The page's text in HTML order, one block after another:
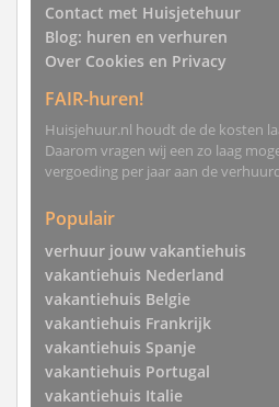
Contact met Huisjetehuur
Blog: huren en verhuren
Over Cookies en Privacy
FAIR-huren!
Huisjehuur.nl houdt de de kosten
Daarom vragen wij een zo laag
vergoeding per jaar aan de
Populair
verhuur jouw vakantiehuis
vakantiehuis Nederland
vakantiehuis Belgie
vakantiehuis Frankrijk
vakantiehuis Spanje
vakantiehuis Portugal
vakantiehuis Italie